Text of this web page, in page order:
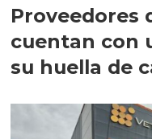
Proveedores
cuentan con
su huella de